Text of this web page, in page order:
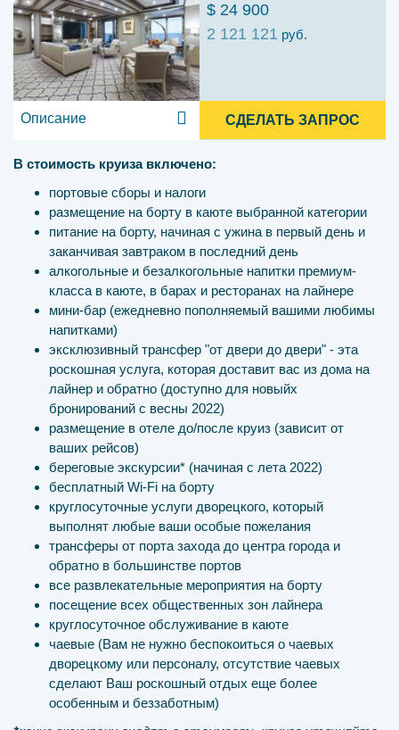
$ 24 900
2 121 121 руб.
Описание СДЕЛАТЬ ЗАПРОС
В стоимость круиза включено:
портовые сборы и налоги
размещение на борту в каюте выбранной категории
питание на борту, начиная с ужина в первый день и
заканчивая завтраком в последний день
алкогольные и безалкогольные напитки премиум-
класса в каюте, в барах и ресторанах на лайнере
мини-бар (ежедневно пополняемый вашими любимы
напитками)
эксклюзивный трансфер "от двери до двери" - эта
роскошная услуга, которая доставит вас из дома на
лайнер и обратно (доступно для новыйх
бронирований с весны 2022)
размещение в отеле до/после круиз (зависит от
ваших рейсов)
береговые экскурсии* (начиная с лета 2022)
бесплатный Wi-Fi на борту
круглосуточные услуги дворецкого, который
выполнят любые ваши особые пожелания
трансферы от порта захода до центра города и
обратно в большинстве портов
все развлекательные мероприятия на борту
посещение всех общественных зон лайнера
круглосуточное обслуживание в каюте
чаевые (Вам не нужно беспокоиться о чаевых
дворецкому или персоналу, отсутствие чаевых
сделают Ваш роскошный отдых еще более
особенным и беззаботным)